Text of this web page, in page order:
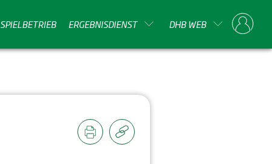
SPIELBETRIEB ERGEBNISDIENST DHB WEB